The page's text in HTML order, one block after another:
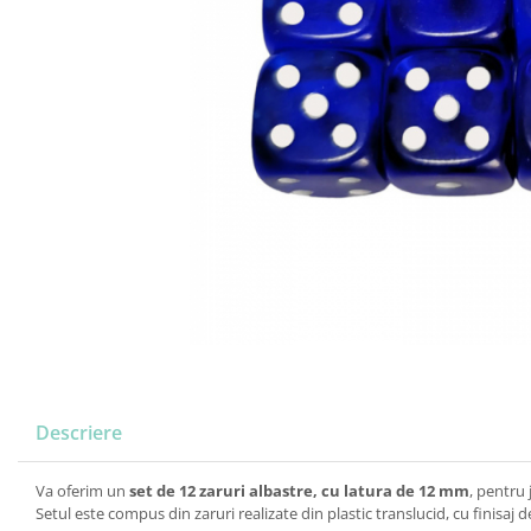
Descriere
Va oferim un set de 12 zaruri albastre, cu latura de 12 mm, pentru
Setul este compus din zaruri realizate din plastic translucid, cu finisaj